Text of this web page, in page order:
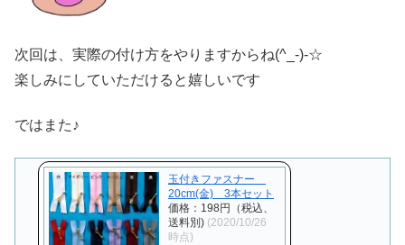
次回は、実際の付け方をやりますからね(^_-)-☆
楽しみにしていただけると嬉しいです
ではまた♪
玉付きファスナー
20cm(金) 3本セット
価格：198円（税込、
送料別) (2020/10/26
時点)